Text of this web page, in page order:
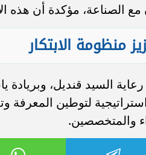
الصناعة، مؤكدة أن هذه
منظومة الابتكار
السيد قنديل، وبريادة
استراتيجية لتوطين
والمتخصصين.